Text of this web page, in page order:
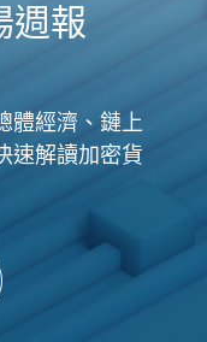
週報
體經濟、鏈上
速解讀加密貨